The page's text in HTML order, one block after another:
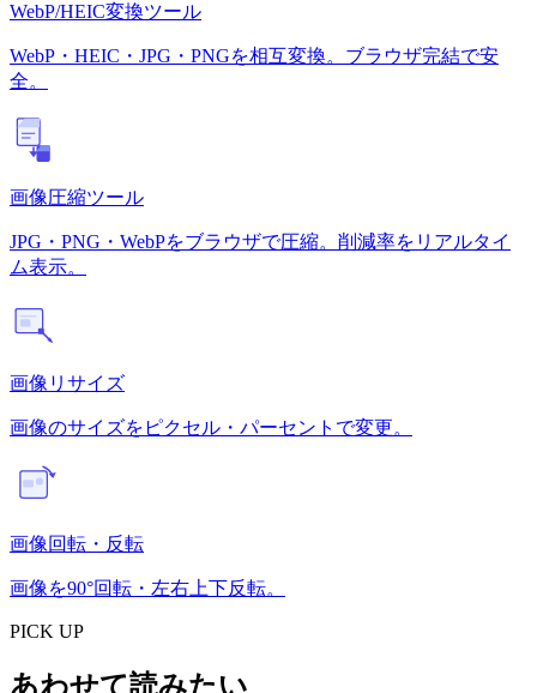
WebP/HEIC変換ツール
WebP・HEIC・JPG・PNGを相互変換。ブラウザ完結で安
全。
画像圧縮ツール
JPG・PNG・WebPをブラウザで圧縮。削減率をリアルタイ
ム表示。
画像リサイズ
画像のサイズをピクセル・パーセントで変更。
画像回転・反転
画像を90°回転・左右上下反転。
PICK UP
あわせて読みたい